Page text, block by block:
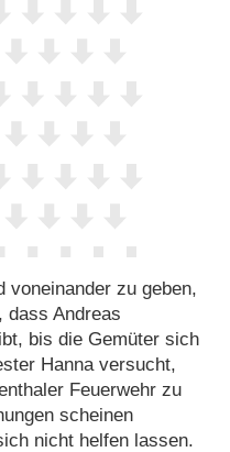
voneinander zu geben,
dass Andreas
bis die Gemüter sich
Hanna versucht,
Feuerwehr zu
scheinen
nicht helfen lassen.